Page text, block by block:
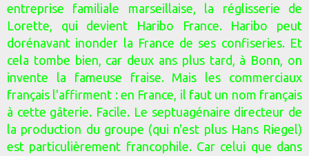
entreprise familiale marseillaise, la réglisserie de
Lorette, qui devient Haribo France. Haribo peut
dorénavant inonder la France de ses confiseries. Et
cela tombe bien, car deux ans plus tard, à Bonn, on
invente la fameuse fraise. Mais les commerciaux
français l'affirment : en France, il faut un nom français
à cette gâterie. Facile. Le septuagénaire directeur de
la production du groupe (qui n'est plus Hans Riegel)
est particulièrement francophile. Car celui que dans